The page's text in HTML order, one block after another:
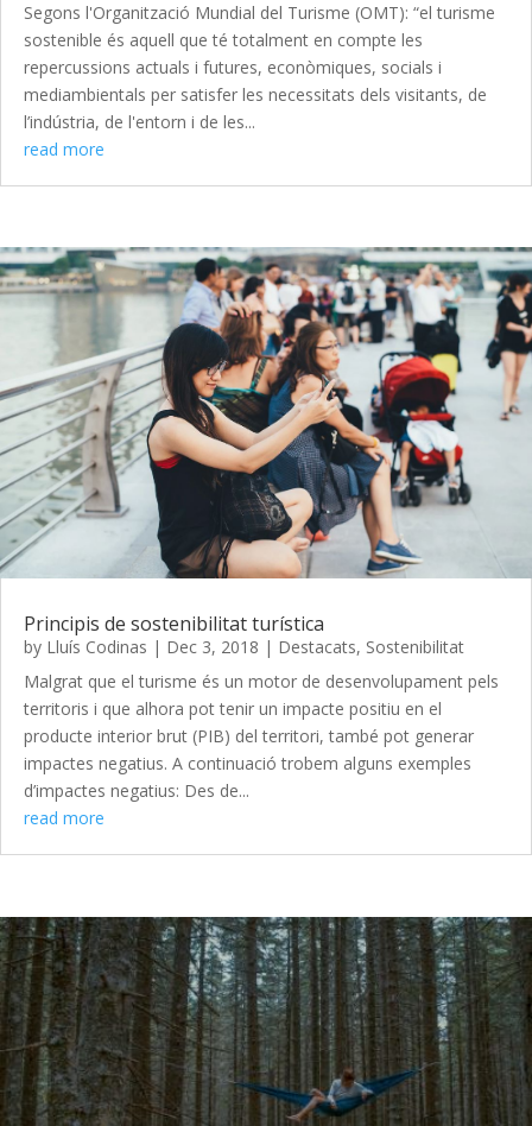
Segons l'Organització Mundial del Turisme (OMT): “el turisme
sostenible és aquell que té totalment en compte les
repercussions actuals i futures, econòmiques, socials i
mediambientals per satisfer les necessitats dels visitants, de
l’indústria, de l'entorn i de les...
read more
Principis de sostenibilitat turística
by Lluís Codinas | Dec 3, 2018 | Destacats, Sostenibilitat
Malgrat que el turisme és un motor de desenvolupament pels
territoris i que alhora pot tenir un impacte positiu en el
producte interior brut (PIB) del territori, també pot generar
impactes negatius. A continuació trobem alguns exemples
d’impactes negatius: Des de...
read more